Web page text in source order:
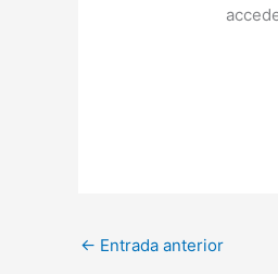
← Entrada anterior